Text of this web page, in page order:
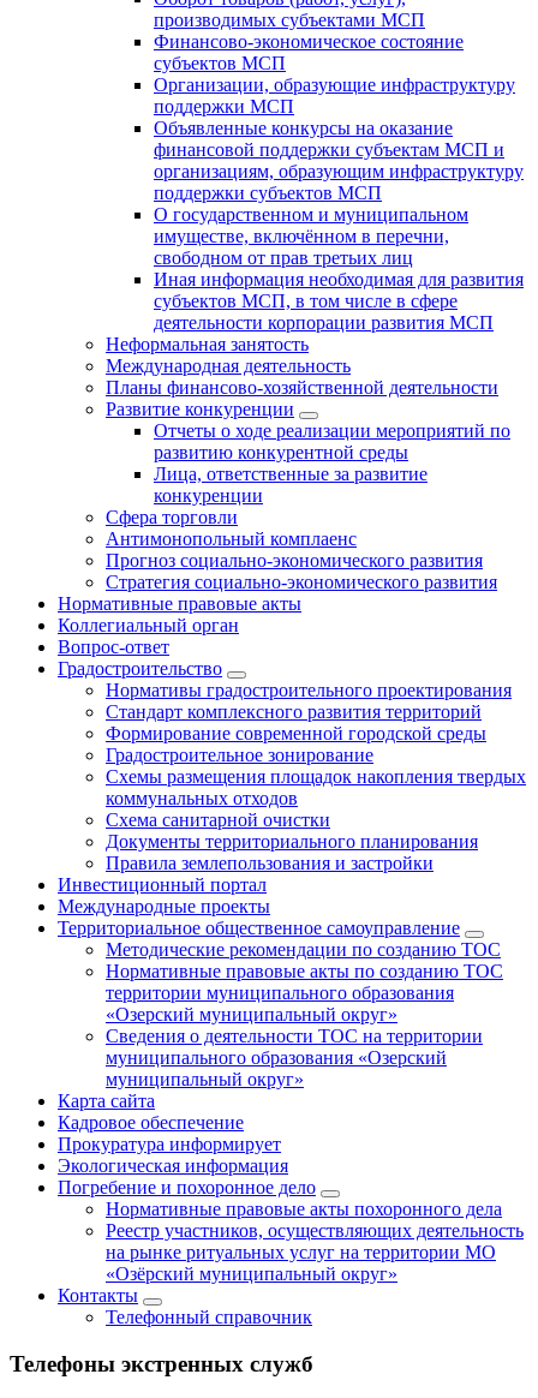
производимых субъектами МСП
Финансово-экономическое состояние
субъектов МСП
Организации, образующие инфраструктуру
поддержки МСП
Объявленные конкурсы на оказание
финансовой поддержки субъектам МСП и
организациям, образующим инфраструктуру
поддержки субъектов МСП
О государственном и муниципальном
имуществе, включённом в перечни,
свободном от прав третьих лиц
Иная информация необходимая для развития
субъектов МСП, в том числе в сфере
деятельности корпорации развития МСП
Неформальная занятость
Международная деятельность
Планы финансово-хозяйственной деятельности
Развитие конкуренции
Отчеты о ходе реализации мероприятий по
развитию конкурентной среды
Лица, ответственные за развитие
конкуренции
Сфера торговли
Антимонопольный комплаенс
Прогноз социально-экономического развития
Стратегия социально-экономического развития
Нормативные правовые акты
Коллегиальный орган
Вопрос-ответ
Градостроительство
Нормативы градостроительного проектирования
Стандарт комплексного развития территорий
Формирование современной городской среды
Градостроительное зонирование
Схемы размещения площадок накопления твердых
коммунальных отходов
Схема санитарной очистки
Документы территориального планирования
Правила землепользования и застройки
Инвестиционный портал
Международные проекты
Территориальное общественное самоуправление
Методические рекомендации по созданию ТОС
Нормативные правовые акты по созданию ТОС
территории муниципального образования
«Озерский муниципальный округ»
Сведения о деятельности ТОС на территории
муниципального образования «Озерский
муниципальный округ»
Карта сайта
Кадровое обеспечение
Прокуратура информирует
Экологическая информация
Погребение и похоронное дело
Нормативные правовые акты похоронного дела
Реестр участников, осуществляющих деятельность
на рынке ритуальных услуг на территории МО
«Озёрский муниципальный округ»
Контакты
Телефонный справочник
Телефоны экстренных служб